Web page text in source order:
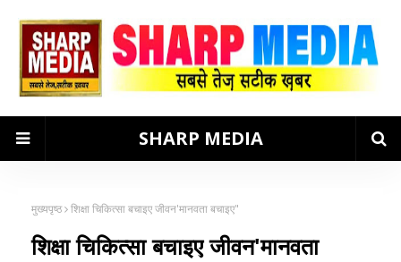
SHARP MEDIA
मुख्यपृष्ठ शिक्षा चिकित्सा बचाइए जीवन'मानवता बचाइए"
शिक्षा चिकित्सा बचाइए जीवन'मानवता